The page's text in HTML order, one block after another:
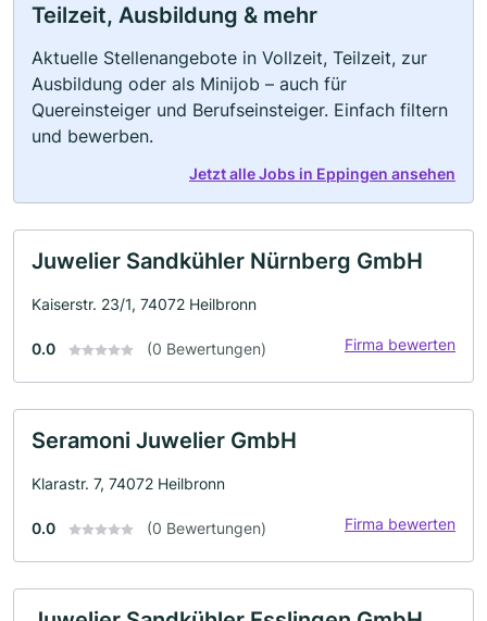
Teilzeit, Ausbildung & mehr
Aktuelle Stellenangebote in Vollzeit, Teilzeit, zur
Ausbildung oder als Minijob – auch für
Quereinsteiger und Berufseinsteiger. Einfach filtern
und bewerben.
Jetzt alle Jobs in Eppingen ansehen
Juwelier Sandkühler Nürnberg GmbH
Kaiserstr. 23/1, 74072 Heilbronn
0.0 (0 Bewertungen) Firma bewerten
Seramoni Juwelier GmbH
Klarastr. 7, 74072 Heilbronn
0.0 (0 Bewertungen) Firma bewerten